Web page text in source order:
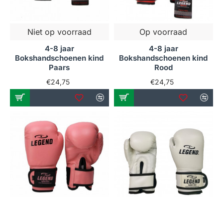
Niet op voorraad
4-8 jaar
Bokshandschoenen kind
Paars
€24,75
Op voorraad
4-8 jaar
Bokshandschoenen kind
Rood
€24,75